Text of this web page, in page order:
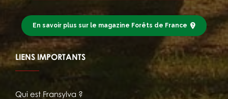
En savoir plus sur le magazine Forêts de France
LIENS IMPORTANTS
Qui est Fransylva ?